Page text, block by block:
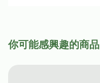
你可能感興趣的商品